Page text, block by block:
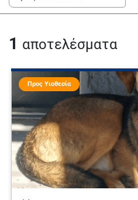
1 αποτελέσματα
Προς Υιοθεσία